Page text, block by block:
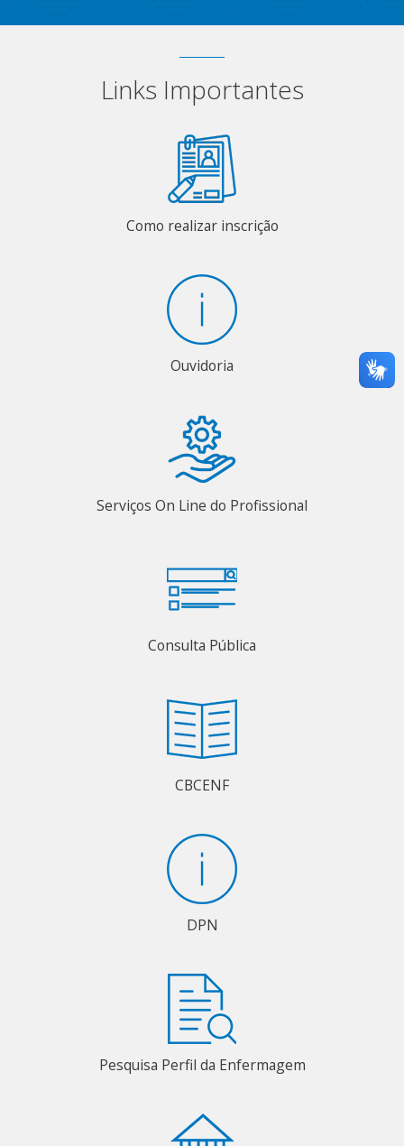
Links Importantes
Como realizar inscrição
Ouvidoria
Serviços On Line do Profissional
Consulta Pública
CBCENF
DPN
Pesquisa Perfil da Enfermagem